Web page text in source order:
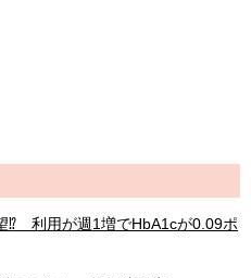
⁉ 利用が週1増でHbA1cが0.09ポ